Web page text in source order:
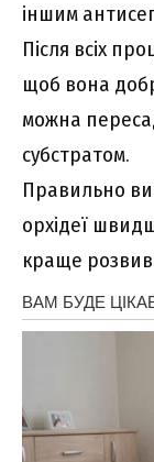
іншим
Після всіх
щоб вона
можна
субстратом.
Правильно
орхідеї
краще